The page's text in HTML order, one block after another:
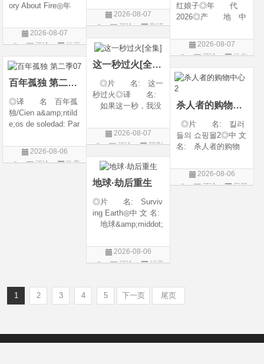
(台)◎年 代: 20
25◎产 地: 法
剧情◎语 言:
法语 /
2026-08-07
评论
剧情
片
ory About Fire◎年
地: 中国大陆◎
类 别: 动画 / 奇
汉语普通话◎上映
日期: 202
2026-08-07
评论
动画
片
红娘子◎年 代
2026◎产 地 中
剧情 / 动作 / 战争◎
上映日期 2026-08-
链接 https://movie.
douban.com/s
2026-08-07
评论
动作
片
这一秒过火[全集]
◎片 名: 这一
秒过火◎译 名:
如果这一秒，我没
年 代: 2026◎
产 地: 中国大
情 / 爱情◎语 言:
汉语普通话◎上映
2026-08-07
评论
国剧
百年孤独 第二季07
◎译 名 百年孤
独/Cien a&amp;ntild
e;os de soledad: Par
ears of Solitude/One
Hundred Years of So
2026-08-06
评论
欧美
杀人者的购物中心2
◎片 名: 킬러
들의 쇼핑몰2◎中 文
名: 杀人者的购物
A Shop for Killers S
2 / A Shop for Killers
2026-08-06
评论
日韩
地球·劫后重生
◎片 名: Surviv
ing Earth◎中 文 名:
地球&amp;middot;
名: 幸存地球◎
年 代: 2026◎
◎语 言: 英语
◎上映
2026-08-06
评论
纪录
1 2 3 4 5 下一页 尾页